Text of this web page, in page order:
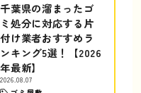
千葉県の溜まったゴ
ミ処分に対応する片
付け業者おすすめラ
ンキング5選！【2026
年最新】
2026.08.07